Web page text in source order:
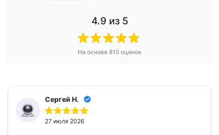
4.9 из 5
На основе 810 оценок
Сергей Н.
27 июля 2026